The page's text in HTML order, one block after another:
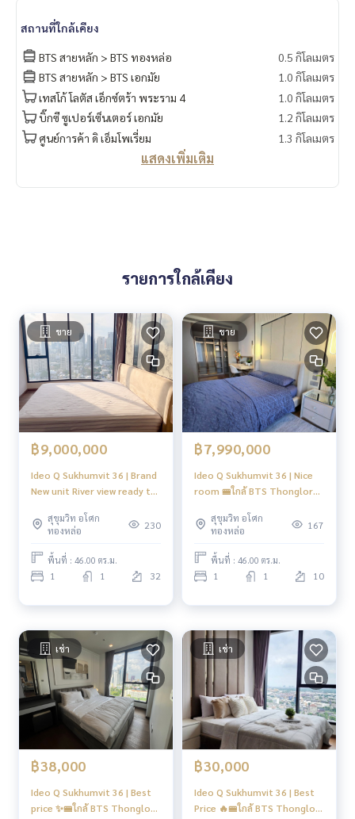
----------------------------------------
You can inbox or dm to ask more information, It’s my pleas
ure to give.
Tel :093-943-4388
What App+6693-943-4388
LINE ID : @BPP2019
-
สถานที่ใกล้เคียง
BTS สายหลัก > BTS ทองหล่อ
0.5 กิโลเมตร
BTS สายหลัก > BTS เอกมัย
1.0 กิโลเมตร
เทสโก้ โลตัส เอ็กซ์ตร้า พระราม 4
1.0 กิโลเมตร
บิ๊กซี ซูเปอร์เซ็นเตอร์ เอกมัย
1.2 กิโลเมตร
ศูนย์การค้า ดิ เอ็มโพเรี่ยม
1.3 กิโลเมตร
แสดงเพิ่มเติม
รายการใกล้เคียง
ขาย
฿9,000,000
Ideo Q Sukhumvit 36 | Brand
New unit River view ready to
สุขุมวิท อโศก
ทองหล่อ
230
พื้นที่ : 46.00 ตร.ม.
1 1 32
ขาย
฿7,990,000
Ideo Q Sukhumvit 36 | Nice
room 🚝ใกล้ BTS Thonglor
สุขุมวิท อโศก
ทองหล่อ
167
พื้นที่ : 46.00 ตร.ม.
1 1 10
เช่า
฿38,000
Ideo Q Sukhumvit 36 | Best
price ✨🚝ใกล้ BTS Thonglor
เช่า
฿30,000
Ideo Q Sukhumvit 36 | Best
Price 🔥🚝ใกล้ BTS Thonglor